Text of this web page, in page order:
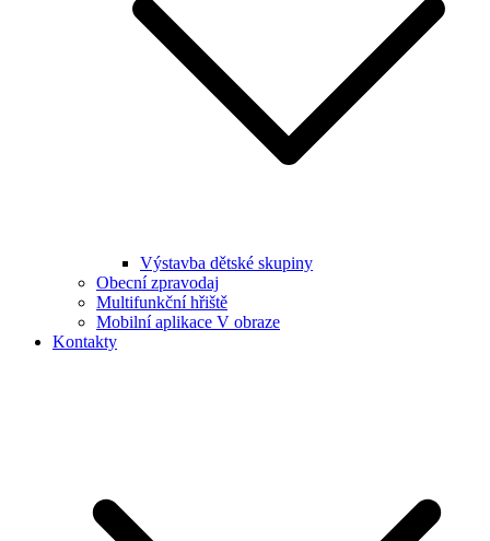
Výstavba dětské skupiny
Obecní zpravodaj
Multifunkční hřiště
Mobilní aplikace V obraze
Kontakty